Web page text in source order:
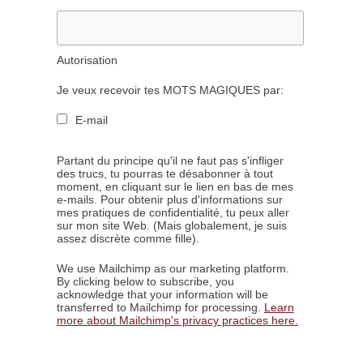
Autorisation
Je veux recevoir tes MOTS MAGIQUES par:
E-mail
Partant du principe qu'il ne faut pas s'infliger
des trucs, tu pourras te désabonner à tout
moment, en cliquant sur le lien en bas de mes
e-mails. Pour obtenir plus d'informations sur
mes pratiques de confidentialité, tu peux aller
sur mon site Web. (Mais globalement, je suis
assez discrète comme fille).
We use Mailchimp as our marketing platform.
By clicking below to subscribe, you
acknowledge that your information will be
transferred to Mailchimp for processing. Learn
more about Mailchimp's privacy practices here.